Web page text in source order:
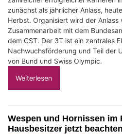
zunächst als jährlicher Anlass,
Herbst. Organisiert wird der Anlass
Zusammenarbeit mit dem
dem CST. Der 3T ist ein zentrales
Nachwuchsförderung und Teil der
von Bund und Swiss Olympic.
Weiterlesen
Wespen und Hornissen im
Hausbesitzer jetzt